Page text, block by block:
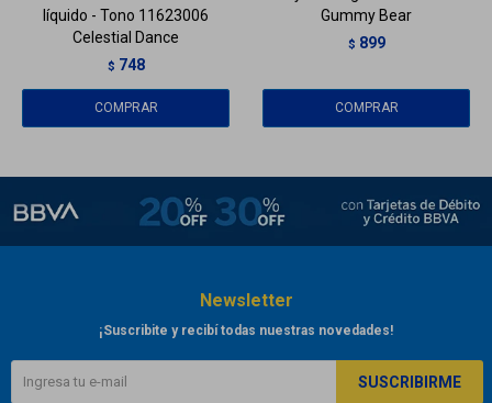
líquido - Tono 11623006
Celestial Dance
$ 748
Gummy Bear
$ 899
Newsletter
¡Suscribite y recibí todas nuestras novedades!
SUSCRIBIRME